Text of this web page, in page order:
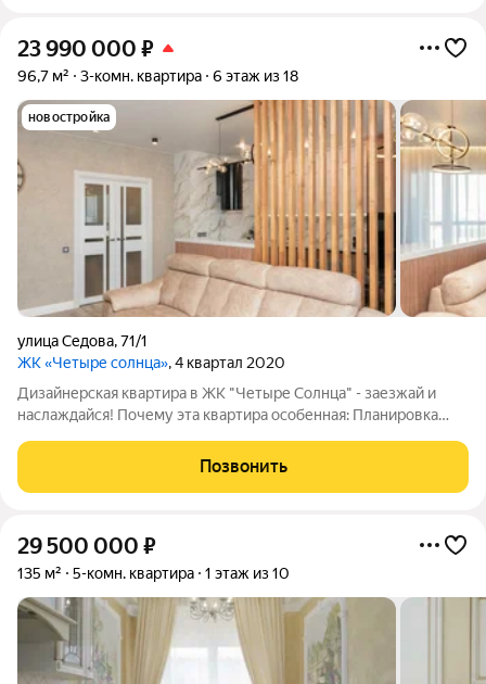
23 990 000 ₽
96,7 м² 3-комн. квартира 6 этаж из 18
новостройка
улица Седова,71/1
ЖК «Четыре солнца», 4 квартал 2020
Дизайнерская квартира в ЖК "Четыре Солнца" - заезжай и
наслаждайся! Почему эта квартира особенная: Планировка
выходом на лоджию. 2 изолированные спальни обеспечивают
тишину и
Позвонить
29 500 000 ₽
135 м² 5-комн. квартира 1 этаж из 10